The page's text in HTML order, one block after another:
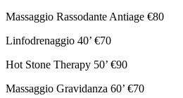
Massaggio Rassodante Antiage €80
Linfodrenaggio 40’ €70
Hot Stone Therapy 50’ €90
Massaggio Gravidanza 60’ €70